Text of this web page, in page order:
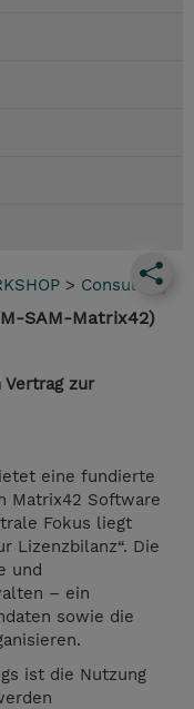
> Consulting
SAM-Matrix42)
Vertrag zur
eine fundierte
Matrix42 Software
Fokus liegt
Lizenzbilanz“. Die
und
– ein
sowie die
ist die Nutzung